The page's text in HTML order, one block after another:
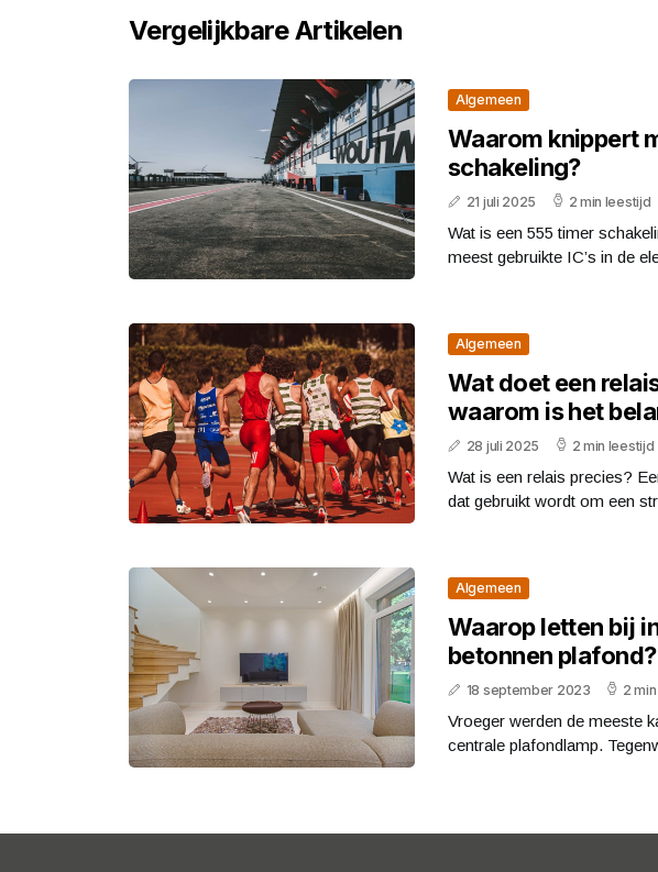
Vergelijkbare Artikelen
Algemeen
Waarom knippert
schakeling?
21 juli 2025 2 min leestijd
Wat is een 555 timer
meest gebruikte IC’s in de
Algemeen
Wat doet een
waarom is het
28 juli 2025 2 min leestijd
Wat is een relais precies?
dat gebruikt wordt om een
Algemeen
Waarop letten bij
betonnen plafond?
18 september 2023 2
Vroeger werden de meeste
centrale plafondlamp.